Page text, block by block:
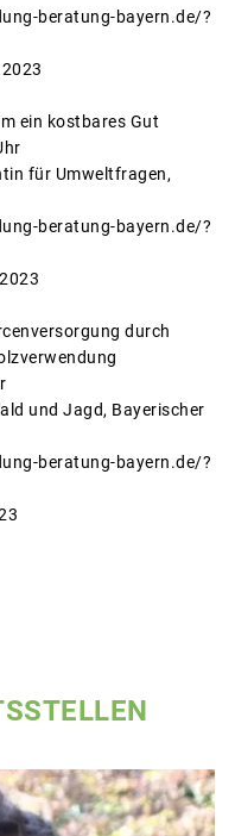
beratung-bayern.de/?
ein kostbares Gut
für Umweltfragen,
beratung-bayern.de/?
durch
und Jagd, Bayerischer
beratung-bayern.de/?